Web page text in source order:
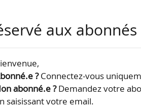
aux abonnés
?Connectez-vous
abonné.e ?Demandez votre
saisissant votre email.